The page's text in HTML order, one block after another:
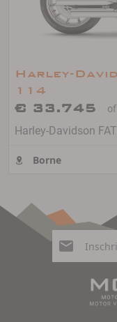
Harley-
114
€ 33.745
Harley-Davidson
Borne